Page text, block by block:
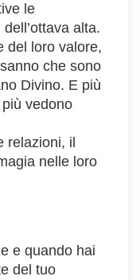
le
alta.
del loro valore,
che sono
Divino. E più
vedono
relazioni, il
nelle loro
e quando hai
del tuo